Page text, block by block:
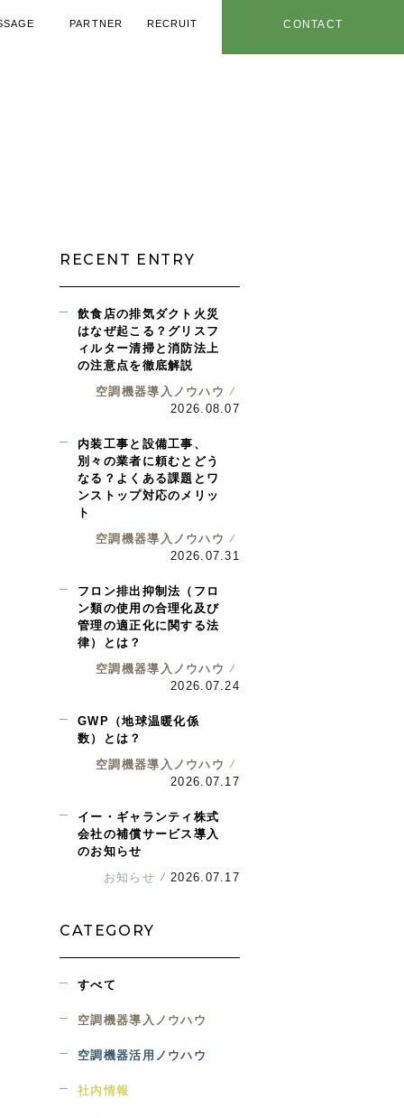
PARTNER
RECRUIT
CONTACT
RECENT ENTRY
飲食店の排気ダクト火災
はなぜ起こる？グリスフ
ィルター清掃と消防法上
の注意点を徹底解説
空調機器導入ノウハウ
2026.08.07
内装工事と設備工事、
別々の業者に頼むとどう
なる？よくある課題とワ
ンストップ対応のメリッ
ト
空調機器導入ノウハウ
2026.07.31
フロン排出抑制法（フロ
ン類の使用の合理化及び
管理の適正化に関する法
律）とは？
空調機器導入ノウハウ
2026.07.24
GWP（地球温暖化係
数）とは？
空調機器導入ノウハウ
2026.07.17
イー・ギャランティ株式
会社の補償サービス導入
のお知らせ
お知らせ
2026.07.17
CATEGORY
すべて
空調機器導入ノウハウ
空調機器活用ノウハウ
社内情報